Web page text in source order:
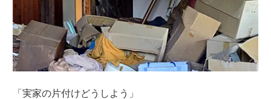
「実家の片付けどうしよう」